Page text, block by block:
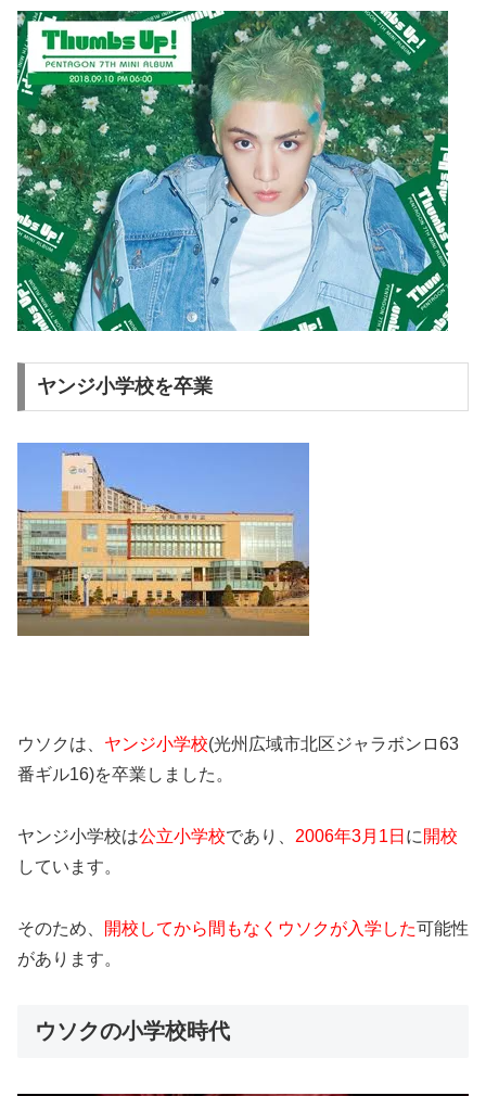
ヤンジ小学校を卒業
ウソクは、 ヤンジ小学校(光州広域市北区ジャラボンロ63
番ギル16)を卒業しました。
ヤンジ小学校は公立小学校であり、 2006年3月1日 に 開校
しています。
そのため、 開校してから間もなくウソクが入学した可能性
があります。
ウソクの小学校時代